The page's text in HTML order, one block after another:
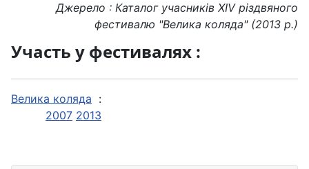
Джерело : Каталог учасників XIV різдвяного
фестивалю "Велика коляда" (2013 р.)
Участь у фестивалях :
Велика коляда :
2007 2013